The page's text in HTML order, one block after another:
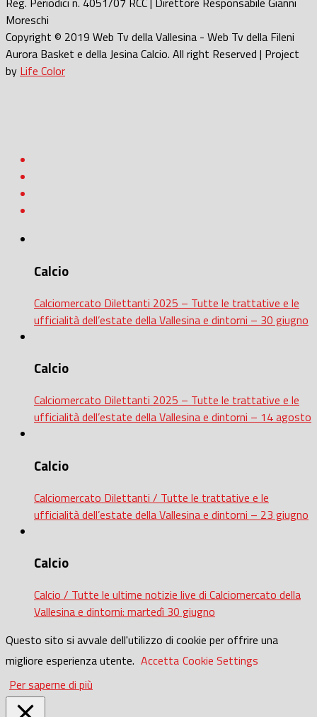
Moreschi
Copyright © 2019 Web Tv della Vallesina - Web Tv della Fileni
Aurora Basket e della Jesina Calcio. All right Reserved | Project
by Life Color
Calcio
Calciomercato Dilettanti 2025 – Tutte le trattative e le
ufficialità dell’estate della Vallesina e dintorni – 30 giugno
Calcio
Calciomercato Dilettanti 2025 – Tutte le trattative e le
ufficialità dell’estate della Vallesina e dintorni – 14 agosto
Calcio
Calciomercato Dilettanti / Tutte le trattative e le
ufficialità dell’estate della Vallesina e dintorni – 23 giugno
Calcio
Calcio / Tutte le ultime notizie live di Calciomercato della
Vallesina e dintorni: martedì 30 giugno
Questo sito si avvale dell'utilizzo di cookie per offrire una
migliore esperienza utente. Accetta Cookie Settings
Per saperne di più